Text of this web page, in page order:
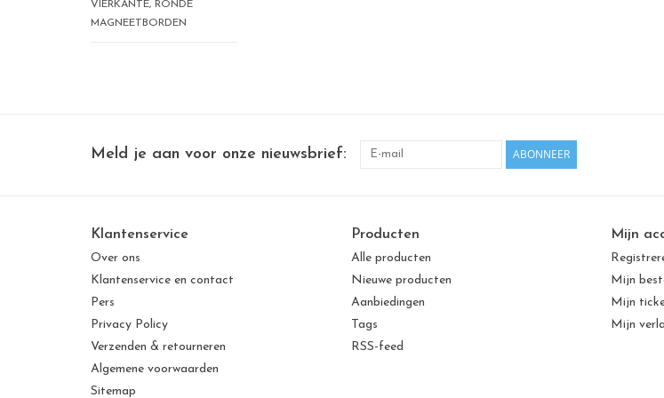
VIERKANTE, RONDE
MAGNEETBORDEN
Meld je aan voor onze nieuwsbrief: ABONNEER
Klantenservice
Over ons
Klantenservice en contact
Pers
Privacy Policy
Verzenden & retourneren
Algemene voorwaarden
Sitemap
Producten
Alle producten
Nieuwe producten
Aanbiedingen
Tags
RSS-feed
Mijn
Mijn
Mijn
Mijn